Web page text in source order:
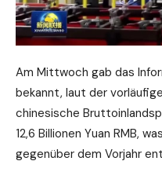
Am Mittwoch gab das
bekannt, laut der
chinesische
12,6 Billionen Yuan RMB,
gegenüber dem Vorjahr